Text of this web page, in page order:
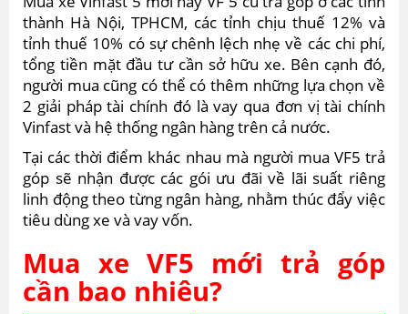
thành Hà Nội, TPHCM, các tỉnh chịu thuế 12% và
tỉnh thuế 10% có sự chênh lệch nhẹ về các chi phí,
tổng tiền mặt đầu tư cần sở hữu xe. Bên cạnh đó,
người mua cũng có thể có thêm những lựa chọn về
2 giải pháp tài chính đó là vay qua đơn vị tài chính
Vinfast và hệ thống ngân hàng trên cả nước.
Tại các thời điểm khác nhau mà người mua VF5 trả
góp sẽ nhận được các gói ưu đãi về lãi suất riêng
linh động theo từng ngân hàng, nhằm thúc đẩy việc
tiêu dùng xe và vay vốn.
Mua xe VF5 mới trả góp
cần bao nhiêu?